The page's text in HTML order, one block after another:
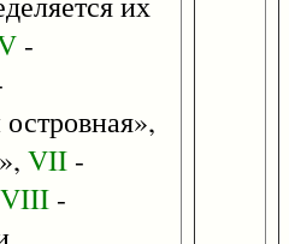
-
VII -
VIII -